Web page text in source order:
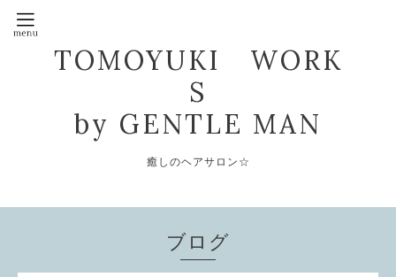
TOMOYUKI WORK
S
by GENTLE MAN
癒しのヘアサロン☆
ブログ